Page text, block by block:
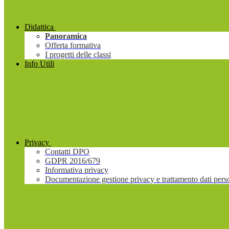
Didattica
Panoramica
Offerta formativa
I progetti delle classi
Info Utili
Privacy
Contatti DPO
GDPR 2016/679
Informativa privacy
Documentazione gestione privacy e trattamento dati